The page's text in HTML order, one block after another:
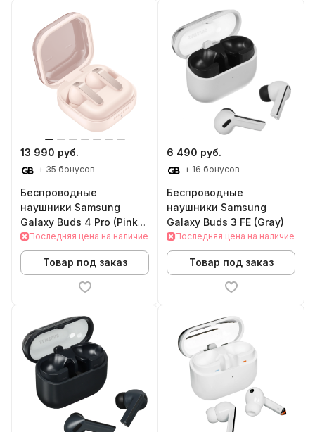
13 990 руб.
+ 35 бонусов
Беспроводные
наушники Samsung
Galaxy Buds 4 Pro (Pink
Gold)
Последняя цена на наличие
Товар под заказ
6 490 руб.
+ 16 бонусов
Беспроводные
наушники Samsung
Galaxy Buds 3 FE (Gray)
Последняя цена на наличие
Товар под заказ